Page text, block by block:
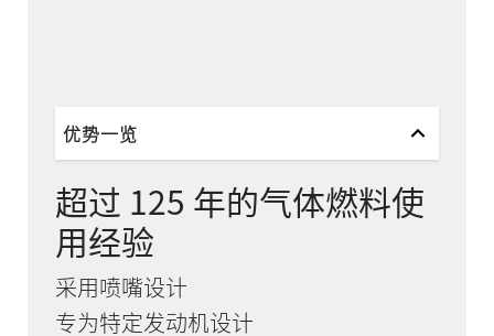
优势一览
超过 125 年的气体燃料使
用经验
采用喷嘴设计
专为特定发动机设计